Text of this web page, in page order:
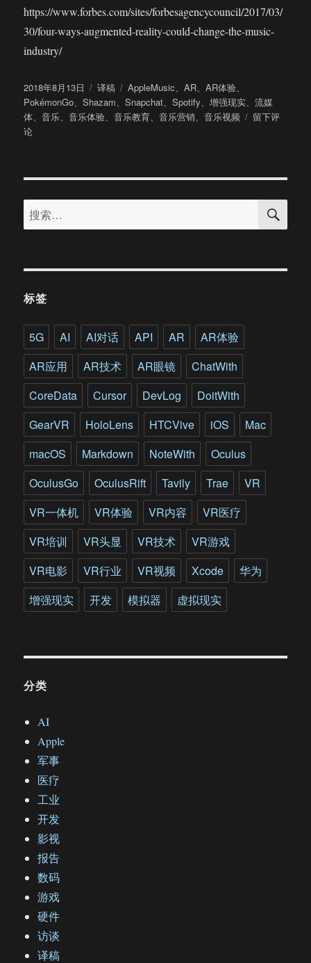
https://www.forbes.com/sites/forbesagencycouncil/2017/03/
30/four-ways-augmented-reality-could-change-the-music-
industry/
发
布
于
2018年8月13日
分
类
译稿
标
签
AppleMusic、AR、AR体验、
PokémonGo、Shazam、Snapchat、Spotify、增强现实、流媒
体、音乐、音乐体验、音乐教育、音乐营销、音乐视频
于
增
现
将
留下评
论
搜
索：
搜
标签
5G AI AI对话 API AR
AR体验
AR应用
AR技术 AR眼镜
ChatWith
CoreData
Cursor DevLog
DoitWith
GearVR
HoloLens HTCVive iOS
Mac
macOS
Markdown NoteWith
Oculus
OculusGo
OculusRift Tavily Trae
VR
VR一体机
VR体验 VR内容
VR医疗
VR培训
VR头显 VR技术
VR游戏
VR电影
VR行业 VR视频 Xcode
华为
增强现实
开发 模拟器 虚拟现实
分类
AI
Apple
军事
医疗
工业
开发
影视
报告
数码
游戏
硬件
访谈
译稿